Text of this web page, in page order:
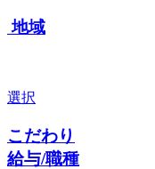
地域
選択
こだわり
給与/職種